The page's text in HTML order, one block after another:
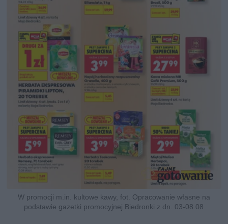
W promocji m.in. kultowe kawy, fot. Opracowanie własne na
podstawie gazetki promocyjnej Biedronki z dn. 03-08.08